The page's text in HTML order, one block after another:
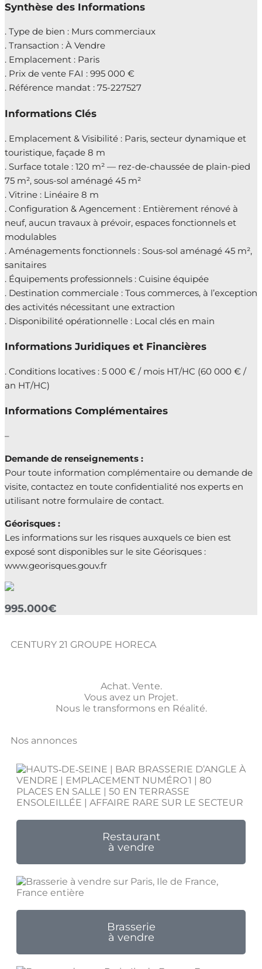
Synthèse des Informations
. Type de bien : Murs commerciaux
. Transaction : À Vendre
. Emplacement : Paris
. Prix de vente FAI : 995 000 €
. Référence mandat : 75-227527
Informations Clés
. Emplacement & Visibilité : Paris, secteur dynamique et
touristique, façade 8 m
. Surface totale : 120 m² — rez-de-chaussée de plain-pied
75 m², sous-sol aménagé 45 m²
. Vitrine : Linéaire 8 m
. Configuration & Agencement : Entièrement rénové à
neuf, aucun travaux à prévoir, espaces fonctionnels et
modulables
. Aménagements fonctionnels : Sous-sol aménagé 45 m²,
sanitaires
. Équipements professionnels : Cuisine équipée
. Destination commerciale : Tous commerces, à l’exception
des activités nécessitant une extraction
. Disponibilité opérationnelle : Local clés en main
Informations Juridiques et Financières
. Conditions locatives : 5 000 € / mois HT/HC (60 000 € /
an HT/HC)
Informations Complémentaires
–
Demande de renseignements :
Pour toute information complémentaire ou demande de
visite, contactez en toute confidentialité nos experts en
utilisant notre formulaire de contact.
Géorisques :
Les informations sur les risques auxquels ce bien est
exposé sont disponibles sur le site Géorisques :
www.georisques.gouv.fr
995.000€
CENTURY 21 GROUPE HORECA
Achat. Vente.
Vous avez un Projet.
Nous le transformons en Réalité.
Nos annonces
Restaurant
à vendre
Brasserie
à vendre